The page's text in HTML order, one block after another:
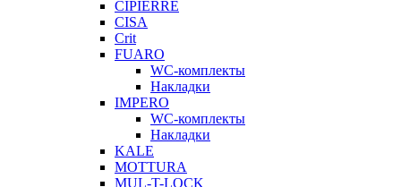
CIPIERRE
CISA
Crit
FUARO
WC-комплекты
Накладки
IMPERO
WC-комплекты
Накладки
KALE
MOTTURA
MUL-T-LOCK